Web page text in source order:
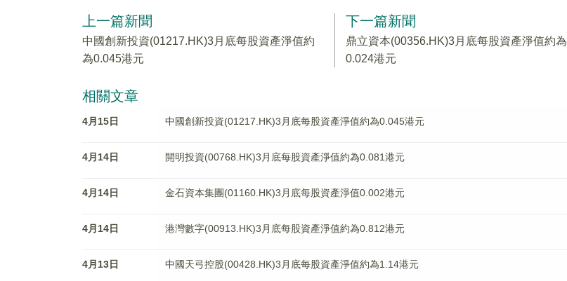
上一篇新聞
中國創新投資(01217.HK)3月底每股資產淨值約
為0.045港元
下一篇新聞
鼎立資本(00356.HK)3月底每股資產淨值約為
0.024港元
相關文章
4月15日 中國創新投資(01217.HK)3月底每股資產淨值約為0.045港元
4月14日 開明投資(00768.HK)3月底每股資產淨值約為0.081港元
4月14日 金石資本集團(01160.HK)3月底每股資產淨值0.002港元
4月14日 港灣數字(00913.HK)3月底每股資產淨值約為0.812港元
4月13日 中國天弓控股(00428.HK)3月底每股資產淨值約為1.14港元